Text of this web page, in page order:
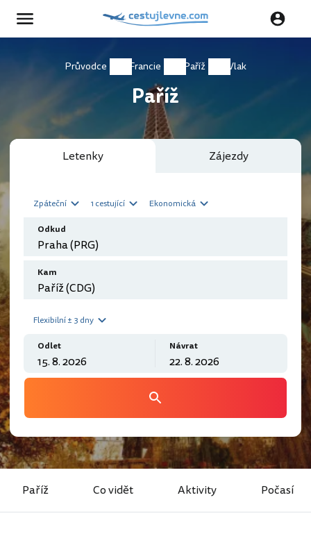
Průvodce Francie Paříž Vlak
Paříž
Letenky Zájezdy
Zpáteční 1 cestující Ekonomická
Odkud
Kam
Flexibilní ± 3 dny
Odlet Návrat
Paříž Co vidět Aktivity Počasí